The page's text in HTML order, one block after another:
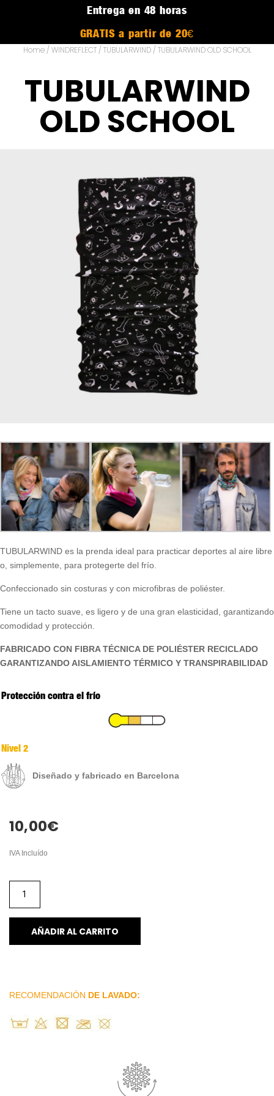
Entrega en 48 horas
GRATIS a partir de 20€
Home/ WINDREFLECT/ TUBULARWIND/ TUBULARWIND OLD SCHOOL
TUBULARWIND
OLD SCHOOL
TUBULARWIND es la prenda ideal para practicar deportes al aire libre
o, simplemente, para protegerte del frío.
Confeccionado sin costuras y con microfibras de poliéster.
Tiene un tacto suave, es ligero y de una gran elasticidad, garantizando
comodidad y protección.
FABRICADO CON FIBRA TÉCNICA DE POLIÉSTER RECICLADO
GARANTIZANDO AISLAMIENTO TÉRMICO Y TRANSPIRABILIDAD
Protección contra el frío
Nivel 2
Diseñado y fabricado en Barcelona
10,00€
IVA Incluído
AÑADIR AL CARRITO
RECOMENDACIÓN DE LAVADO: